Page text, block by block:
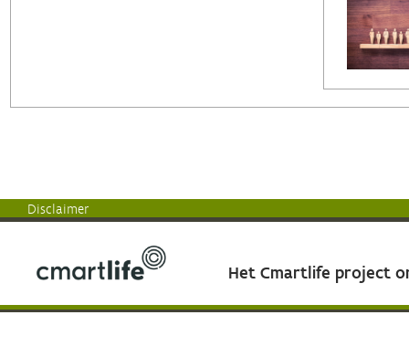
Disclaimer
Het Cmartlife project